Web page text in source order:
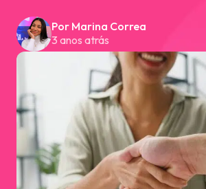
Por Marina Correa
3 anos atrás